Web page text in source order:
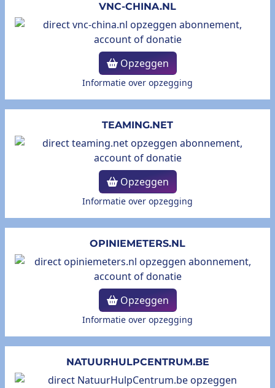
VNC-CHINA.NL
Opzeggen
Informatie over opzegging
TEAMING.NET
Opzeggen
Informatie over opzegging
OPINIEMETERS.NL
Opzeggen
Informatie over opzegging
NATUURHULPCENTRUM.BE